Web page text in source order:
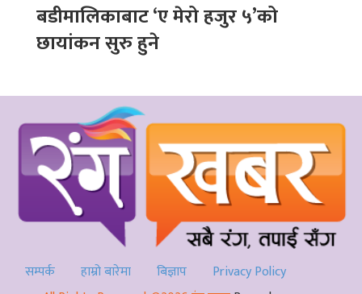
बडीमालिकाबाट ‘ए मेरो हजुर ५’को
छायांकन सुरु हुने
सम्पर्क हाम्रो बारेमा बिज्ञाप
Privacy Policy